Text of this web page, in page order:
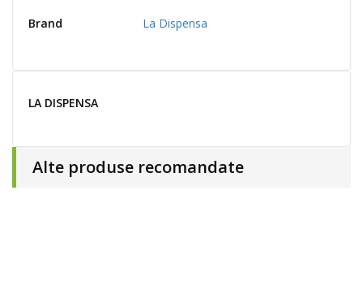
Brand La Dispensa
LA DISPENSA
Alte produse recomandate